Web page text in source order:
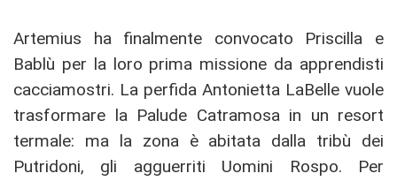
Artemius ha finalmente convocato Priscilla e
Bablù per la loro prima missione da apprendisti
cacciamostri. La perfida Antonietta LaBelle vuole
trasformare la Palude Catramosa in un resort
termale: ma la zona è abitata dalla tribù dei
Putridoni, gli agguerriti Uomini Rospo. Per